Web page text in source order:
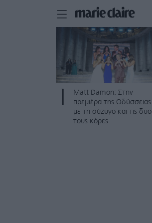
Matt Damon: Στην
πρεμιέρα της Οδύσσειας
με τη σύζυγο και τις δυο
τους κόρες